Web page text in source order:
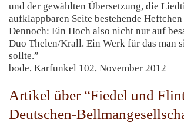
und der gewählten Übersetzung, die
aufklappbaren Seite bestehende
Dennoch: Ein Hoch also nicht nur auf
Duo Thelen/Krall. Ein Werk für das man
sollte.”
bode, Karfunkel 102, November 2012
Artikel über “Fiedel und
Deutschen-